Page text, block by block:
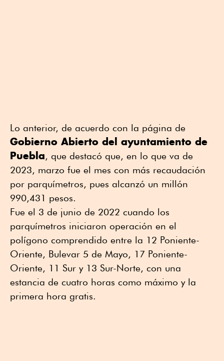
Lo anterior, de acuerdo con la página de
Gobierno Abierto del ayuntamiento de
Puebla, que destacó que, en lo que va de
2023, marzo fue el mes con más recaudación
por parquímetros, pues alcanzó un millón
990,431 pesos.
Fue el 3 de junio de 2022 cuando los
parquímetros iniciaron operación en el
polígono comprendido entre la 12 Poniente-
Oriente, Bulevar 5 de Mayo, 17 Poniente-
Oriente, 11 Sur y 13 Sur-Norte, con una
estancia de cuatro horas como máximo y la
primera hora gratis.